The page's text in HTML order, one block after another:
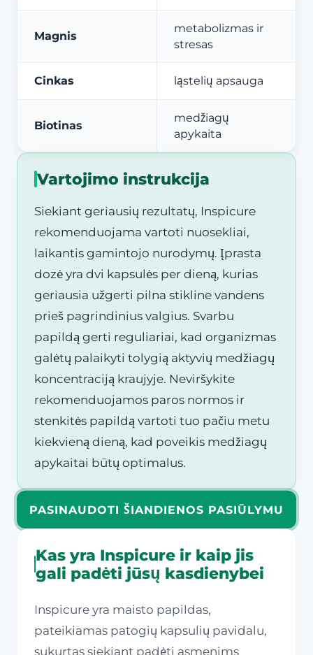
Magnis
metabolizmas ir
stresas
Cinkas ląstelių apsauga
Biotinas
medžiagų
apykaita
Vartojimo instrukcija
Siekiant geriausių rezultatų, Inspicure
rekomenduojama vartoti nuosekliai,
laikantis gamintojo nurodymų. Įprasta
dozė yra dvi kapsulės per dieną, kurias
geriausia užgerti pilna stikline vandens
prieš pagrindinius valgius. Svarbu
papildą gerti reguliariai, kad organizmas
galėtų palaikyti tolygią aktyvių medžiagų
koncentraciją kraujyje. Neviršykite
rekomenduojamos paros normos ir
stenkitės papildą vartoti tuo pačiu metu
kiekvieną dieną, kad poveikis medžiagų
apykaitai būtų optimalus.
PASINAUDOTI ŠIANDIENOS PASIŪLYMU
Kas yra Inspicure ir kaip jis
gali padėti jūsų kasdienybei
Inspicure yra maisto papildas,
pateikiamas patogių kapsulių pavidalu,
sukurtas siekiant padėti asmenims